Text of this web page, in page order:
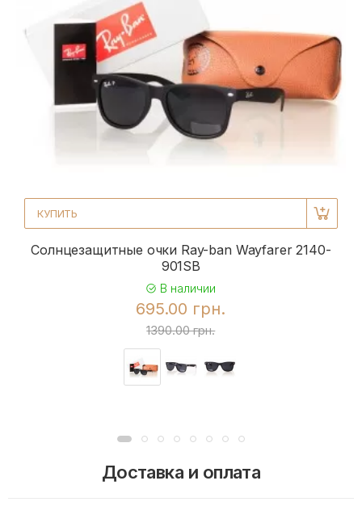
КУПИТЬ
Солнцезащитные очки Ray-ban Wayfarer 2140-
901SB
В наличии
695.00 грн.
1390.00 грн.
Доставка и оплата